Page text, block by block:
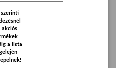
akciós
a lista